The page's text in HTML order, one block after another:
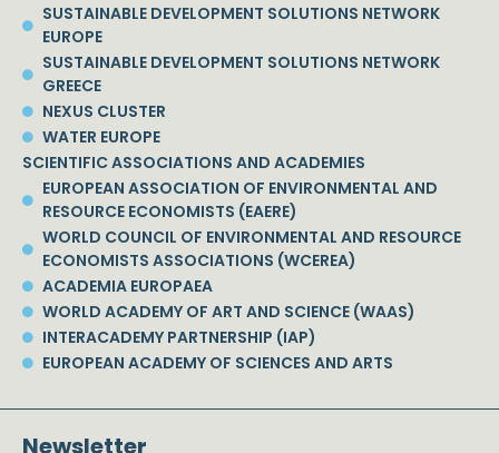
SUSTAINABLE DEVELOPMENT SOLUTIONS NETWORK
EUROPE
SUSTAINABLE DEVELOPMENT SOLUTIONS NETWORK
GREECE
NEXUS CLUSTER
WATER EUROPE
SCIENTIFIC ASSOCIATIONS AND ACADEMIES
EUROPEAN ASSOCIATION OF ENVIRONMENTAL AND
RESOURCE ECONOMISTS (EAERE)
WORLD COUNCIL OF ENVIRONMENTAL AND RESOURCE
ECONOMISTS ASSOCIATIONS (WCEREA)
ACADEMIA EUROPAEA
WORLD ACADEMY OF ART AND SCIENCE (WAAS)
INTERACADEMY PARTNERSHIP (IAP)
EUROPEAN ACADEMY OF SCIENCES AND ARTS
Newsletter